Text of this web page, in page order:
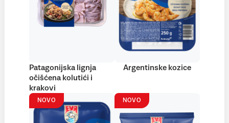
Patagonijska lignja
očišćena kolutići i
krakovi
Argentinske kozice
NOVO NOVO